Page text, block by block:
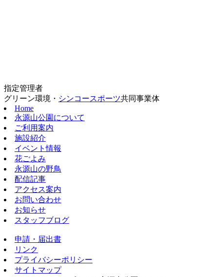
指定管理者
グリーン環境・ シンコースポーツ共同事業体
Home
永源山公園について
ご利用案内
施設紹介
イベント情報
花ごよみ
永源山の野鳥
配信記事
アクセス案内
お問い合わせ
お知らせ
スタッフブログ
申請・届出書
リンク
プライバシーポリシー
サイトマップ